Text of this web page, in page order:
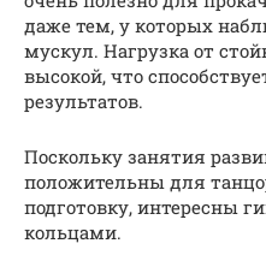
даже тем, у которых
мускул. Нагрузка от
высокой, что
результатов.
Поскольку занятия
положительны для
подготовку, интересны
кольцами.